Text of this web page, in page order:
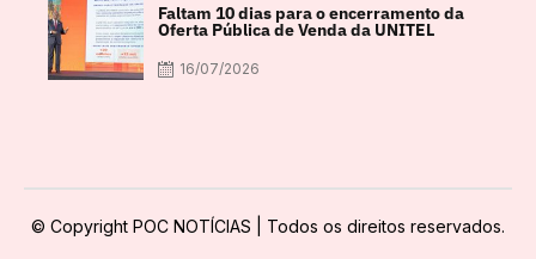
Faltam 10 dias para o encerramento da
Oferta Pública de Venda da UNITEL
16/07/2026
© Copyright POC NOTÍCIAS | Todos os direitos reservados.